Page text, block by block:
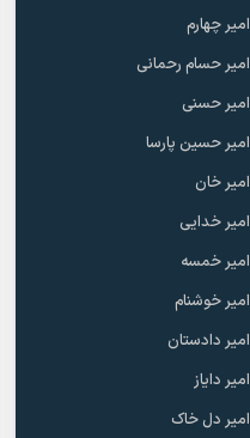
امیر چهارم
امیر حسام رحمانی
امیر حسنی
امیر حسین پارسا
امیر خان
امیر خدایی
امیر خمسه
امیر خوشنام
امیر دادستان
امیر دایاز
امیر دل خاک